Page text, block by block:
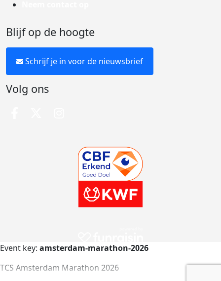
Blijf op de hoogte
Schrijf je in voor de nieuwsbrief
Volg ons
Event key: amsterdam-marathon-2026
TCS Amsterdam Marathon 2026